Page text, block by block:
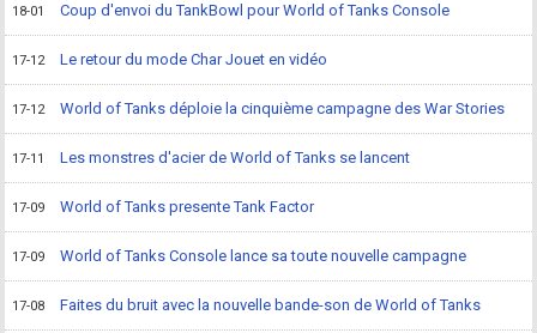
18-01 Coup d'envoi du TankBowl pour World of Tanks Console
17-12 Le retour du mode Char Jouet en vidéo
17-12 World of Tanks déploie la cinquième campagne des War Stories
17-11 Les monstres d'acier de World of Tanks se lancent
17-09 World of Tanks presente Tank Factor
17-09 World of Tanks Console lance sa toute nouvelle campagne
17-08 Faites du bruit avec la nouvelle bande-son de World of Tanks